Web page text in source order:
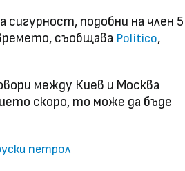
сигурност, подобни на член 5
съобщава Politico,
между Киев и Москва
скоро, то може да бъде
петрол